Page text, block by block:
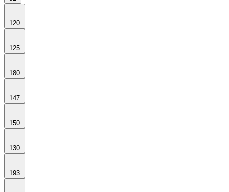
120
125
180
147
150
130
193